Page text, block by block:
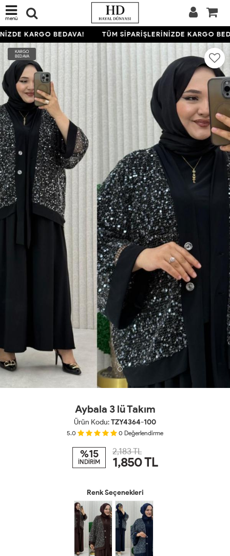
menü
KARGO BEDAVA! TÜM SİPARİŞLERİNİZDE KARGO
KARGO
BEDAVA
Aybala 3 lü Takım
Ürün Kodu:TZY4364-100
5.0 0 Değerlendirme
%15
İNDİRİM
2,183 TL
1,850TL
Renk Seçenekleri